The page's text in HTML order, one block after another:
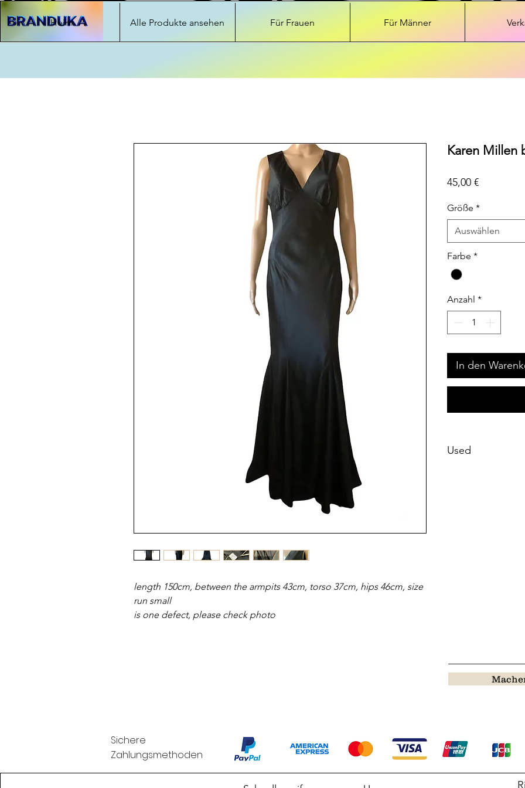
Heim Alle Produkte ansehen Für Frauen Für Männer
length 150cm, between the armpits 43cm, torso 37cm, hips 46cm, size
run small
is one defect, please check photo
Karen Millen
45,00 €Preis
Größe *
Auswählen
Farbe *
Anzahl *
In den
Used
Sichere
Zahlungsmethoden